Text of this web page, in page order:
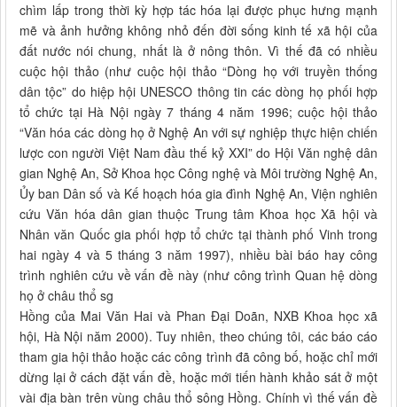
chìm lấp trong thời kỳ hợp tác hóa lại được phục hưng mạnh
mẽ và ảnh hưởng không nhỏ đến đời sống kinh tế xã hội của
đất nước nói chung, nhất là ở nông thôn. Vì thế đã có nhiều
cuộc hội thảo (như cuộc hội thảo “Dòng họ với truyền thống
dân tộc” do hiệp hội UNESCO thông tin các dòng họ phối hợp
tổ chức tại Hà Nội ngày 7 tháng 4 năm 1996; cuộc hội thảo
“Văn hóa các dòng họ ở Nghệ An với sự nghiệp thực hiện chiến
lược con người Việt Nam đầu thế kỷ XXI” do Hội Văn nghệ dân
gian Nghệ An, Sở Khoa học Công nghệ và Môi trường Nghệ An,
Ủy ban Dân số và Kế hoạch hóa gia đình Nghệ An, Viện nghiên
cứu Văn hóa dân gian thuộc Trung tâm Khoa học Xã hội và
Nhân văn Quốc gia phối hợp tổ chức tại thành phố Vinh trong
hai ngày 4 và 5 tháng 3 năm 1997), nhiều bài báo hay công
trình nghiên cứu về vấn đề này (như công trình Quan hệ dòng
họ ở châu thổ sg
Hồng của Mai Văn Hai và Phan Đại Doãn, NXB Khoa học xã
hội, Hà Nội năm 2000). Tuy nhiên, theo chúng tôi, các báo cáo
tham gia hội thảo hoặc các công trình đã công bố, hoặc chỉ mới
dừng lại ở cách đặt vấn đề, hoặc mới tiến hành khảo sát ở một
vài địa bàn trên vùng châu thổ sông Hồng. Chính vì thế vấn đề